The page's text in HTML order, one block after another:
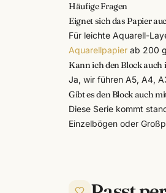
Häufige Fragen
Eignet sich das Papier
Für leichte Aquarell-
Aquarellpapier ab 200
Kann ich den Block auch
Ja, wir führen A5, A4,
Gibt es den Block auch
Diese Serie kommt
Einzelbögen oder